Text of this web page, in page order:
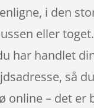
i den
eller
har handlet
så
online – det er